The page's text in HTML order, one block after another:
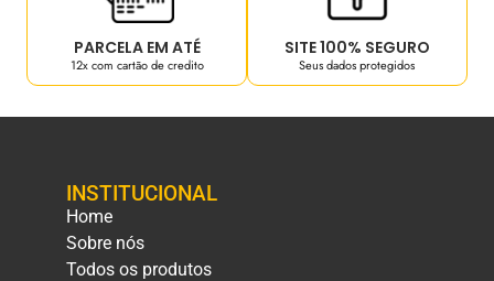
PARCELA EM ATÉ
12x com cartão de credito
SITE 100% SEGURO
Seus dados protegidos
INSTITUCIONAL
Home
Sobre nós
Todos os produtos